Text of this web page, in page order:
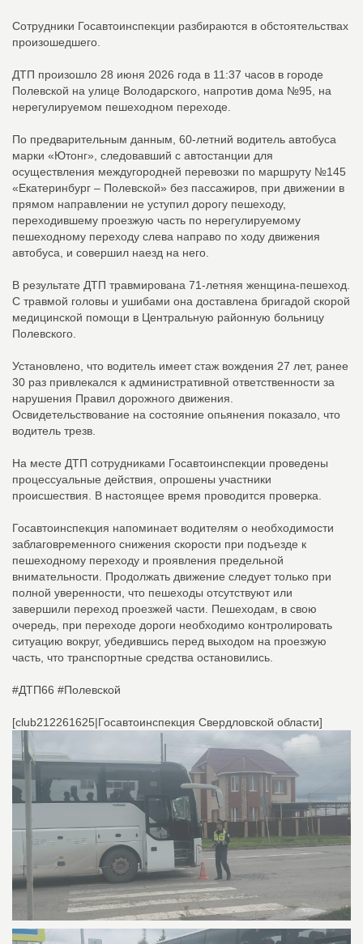
Сотрудники Госавтоинспекции разбираются в обстоятельствах
произошедшего.
ДТП произошло 28 июня 2026 года в 11:37 часов в городе
Полевской на улице Володарского, напротив дома №95, на
нерегулируемом пешеходном переходе.
По предварительным данным, 60-летний водитель автобуса
марки «Ютонг», следовавший с автостанции для
осуществления междугородней перевозки по маршруту №145
«Екатеринбург – Полевской» без пассажиров, при движении в
прямом направлении не уступил дорогу пешеходу,
переходившему проезжую часть по нерегулируемому
пешеходному переходу слева направо по ходу движения
автобуса, и совершил наезд на него.
В результате ДТП травмирована 71-летняя женщина-пешеход.
С травмой головы и ушибами она доставлена бригадой скорой
медицинской помощи в Центральную районную больницу
Полевского.
Установлено, что водитель имеет стаж вождения 27 лет, ранее
30 раз привлекался к административной ответственности за
нарушения Правил дорожного движения.
Освидетельствование на состояние опьянения показало, что
водитель трезв.
На месте ДТП сотрудниками Госавтоинспекции проведены
процессуальные действия, опрошены участники
происшествия. В настоящее время проводится проверка.
Госавтоинспекция напоминает водителям о необходимости
заблаговременного снижения скорости при подъезде к
пешеходному переходу и проявления предельной
внимательности. Продолжать движение следует только при
полной уверенности, что пешеходы отсутствуют или
завершили переход проезжей части. Пешеходам, в свою
очередь, при переходе дороги необходимо контролировать
ситуацию вокруг, убедившись перед выходом на проезжую
часть, что транспортные средства остановились.
#ДТП66 #Полевской
[club212261625|Госавтоинспекция Свердловской области]